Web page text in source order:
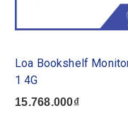
Loa Bookshelf
1 4G
15.768.000₫